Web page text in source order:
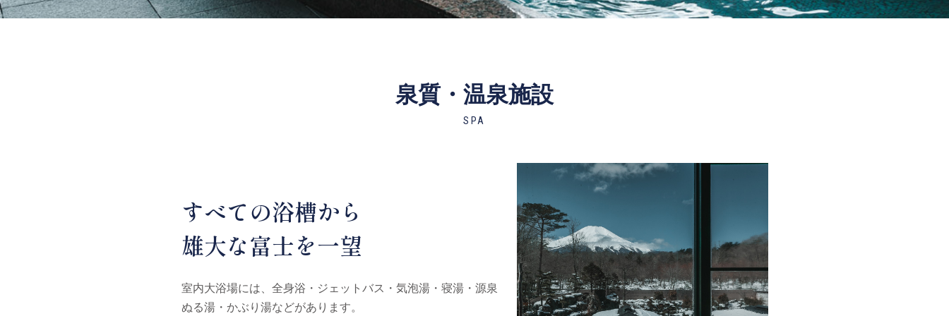
泉質・温泉施設
SPA
すべての浴槽から
雄大な富士を一望
室内大浴場には、全身浴・ジェットバス・気泡湯・寝湯・源泉
ぬる湯・かぶり湯などがあります。